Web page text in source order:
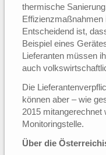
thermische
Effizienzmaßnahmen
Entscheidend ist,
Beispiel eines
Lieferanten müssen
auch
Die
können aber – wie
2015 mitangerechnet
Monitoringstelle.
Über die